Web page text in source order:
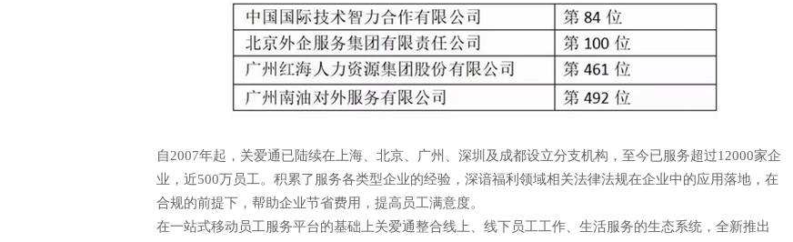
自2007年起，关爱通已陆续在上海、北京、广州、深圳及成都设立分支机构，至今已服务超过12000家企
业，近500万员工。积累了服务各类型企业的经验，深谙福利领域相关法律法规在企业中的应用落地，在
合规的前提下，帮助企业节省费用，提高员工满意度。
在一站式移动员工服务平台的基础上关爱通整合线上、线下员工工作、生活服务的生态系统，全新推出